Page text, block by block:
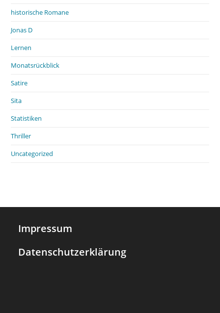
historische Romane
Jonas D
Lernen
Monatsrückblick
Satire
Sita
Statistiken
Thriller
Uncategorized
Impressum
Datenschutzerklärung